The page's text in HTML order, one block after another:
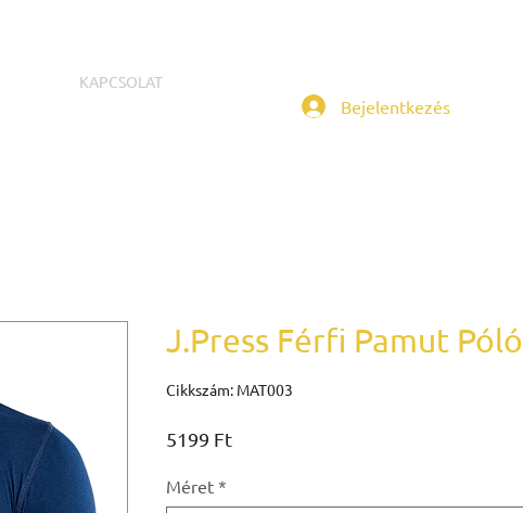
KAPCSOLAT
Bejelentkezés
J.Press Férfi Pamut Póló
Cikkszám: MAT003
5199 FtÁr
Méret *